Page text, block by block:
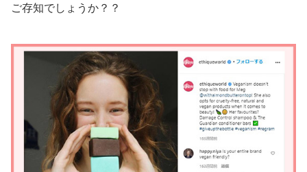
ご存知でしょうか？？